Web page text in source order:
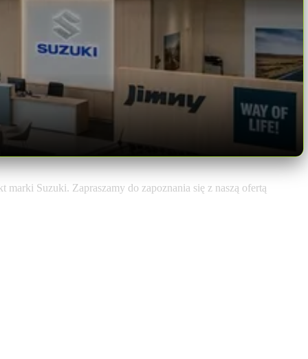
marki Suzuki. Zapraszamy do zapoznania się z naszą ofertą